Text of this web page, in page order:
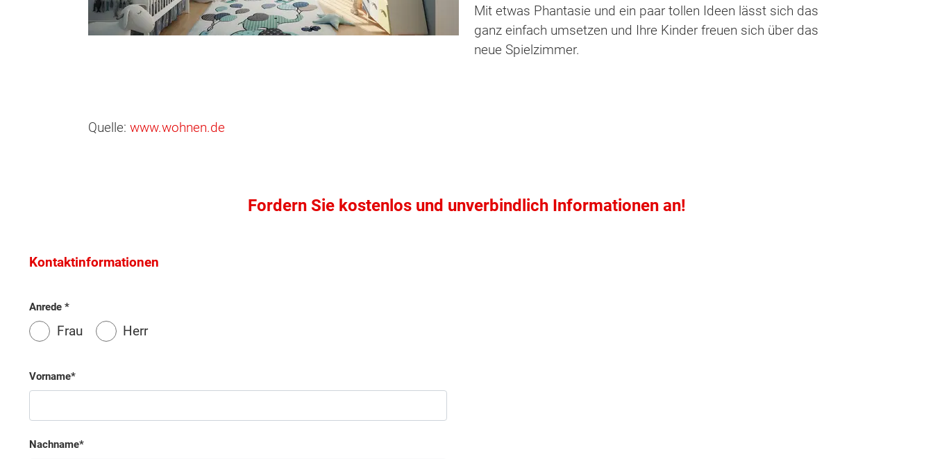
Mit etwas Phantasie und ein paar tollen Ideen lässt sich das
ganz einfach umsetzen und Ihre Kinder freuen sich über das
neue Spielzimmer.
Quelle: www.wohnen.de
Fordern Sie kostenlos und unverbindlich Informationen an!
Kontaktinformationen
Anrede
Frau Herr
Vorname
Nachname